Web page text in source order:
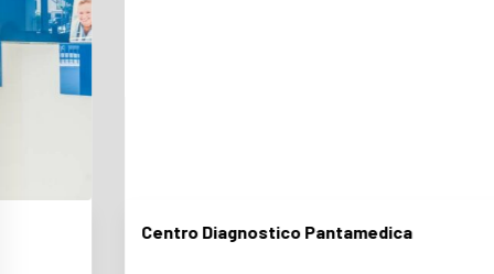
Centro Diagnostico Pantamedica